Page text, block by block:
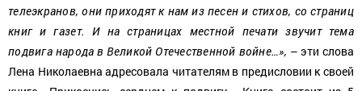
телеэкранов, они приходят к нам из песен и стихов, со страниц
книг и газет. И на страницах местной печати звучит тема
подвига народа в Великой Отечественной войне…», – эти слова
Лена Николаевна адресовала читателям в предисловии к своей